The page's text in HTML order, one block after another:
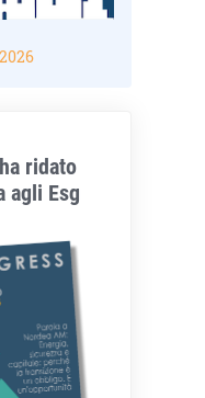
ridato
agli Esg